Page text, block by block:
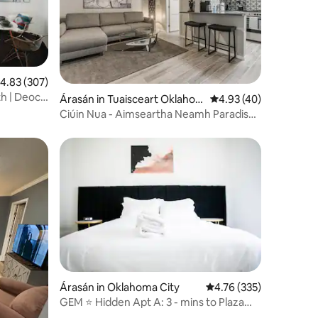
4.83 as 5, 307 léirmheas
4.83 (307)
| Deoch
Árasán in Tuaisceart Oklaho
ma City
Meánrátáil 4.93 as 5,
4.93 (40)
Ciúin Nua - Aimseartha Neamh Paradise
Árasán in Oklahoma City Meánrátáil 4.76 as 5,
4.76 (335)
GEM ⭐️ Hidden Apt A: 3 - mins to Plaza